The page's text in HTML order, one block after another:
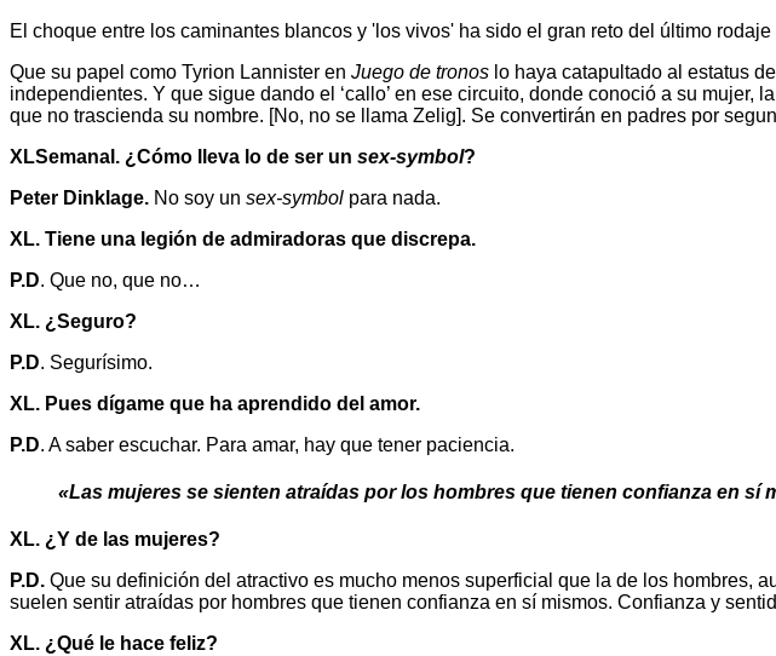
El choque entre los caminantes blancos y 'los vivos' ha sido el gran reto del último
Que su papel como Tyrion Lannister en Juego de tronos lo haya catapultado al estatus
independientes. Y que sigue dando el ‘callo’ en ese circuito, donde conoció a su
que no trascienda su nombre. [No, no se llama Zelig]. Se convertirán en padres por
XLSemanal. ¿Cómo lleva lo de ser un sex-symbol?
Peter Dinklage. No soy un sex-symbol para nada.
XL. Tiene una legión de admiradoras que discrepa.
P.D. Que no, que no…
XL. ¿Seguro?
P.D. Segurísimo.
XL. Pues dígame que ha aprendido del amor.
P.D. A saber escuchar. Para amar, hay que tener paciencia.
«Las mujeres se sienten atraídas por los hombres que tienen confianza en
XL. ¿Y de las mujeres?
P.D. Que su definición del atractivo es mucho menos superficial que la de los hombres,
suelen sentir atraídas por hombres que tienen confianza en sí mismos. Confianza y
XL. ¿Qué le hace feliz?